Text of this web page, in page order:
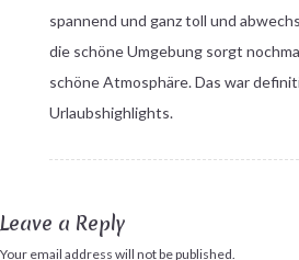
spannend und ganz toll und
die schöne Umgebung sorgt
schöne Atmosphäre. Das war
Urlaubshighlights.
Leave a Reply
Your email address will not be published.